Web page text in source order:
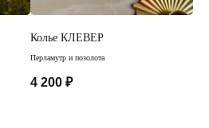
Колье КЛЕВЕР
Перламутр и позолота
4 200 ₽